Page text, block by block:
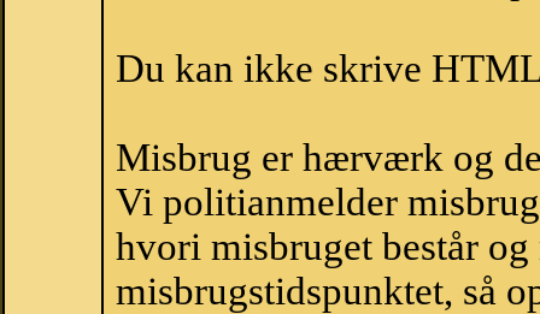
Du kan ikke skrive
Misbrug er hærværk og
Vi politianmelder
hvori misbruget består
misbrugstidspunktet, så